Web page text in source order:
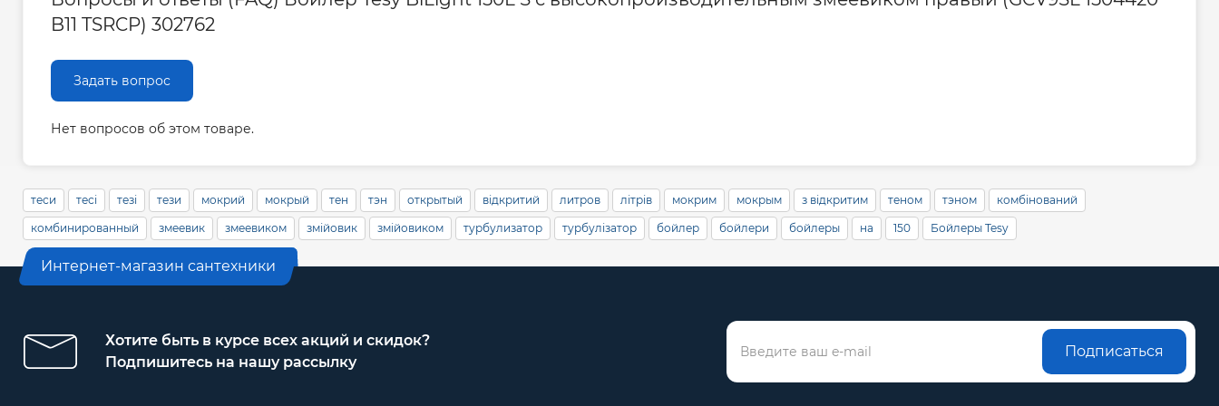
B11 TSRCP) 302762
Задать вопрос
Нет вопросов об этом товаре.
теси тесі тезі тези мокрий мокрый тен тэн открытый відкритий литров літрів мокрим мокрым з відкритим теном тэном комбінований
комбинированный змеевик змеевиком змійовик змійовиком турбулизатор турбулізатор бойлер бойлери бойлеры на 150 Бойлеры Tesy
Интернет-магазин сантехники
Хотите быть в курсе всех акций и скидок?
Подпишитесь на нашу рассылку
Подписаться